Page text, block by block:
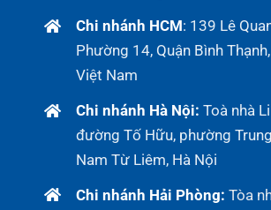
Chi nhánh HCM: 139 Lê
Phường 14, Quận Bình
Việt Nam
Chi nhánh Hà Nội: Toà nhà
đường Tố Hữu, phường
Nam Từ Liêm, Hà Nội
Chi nhánh Hải Phòng: Tòa